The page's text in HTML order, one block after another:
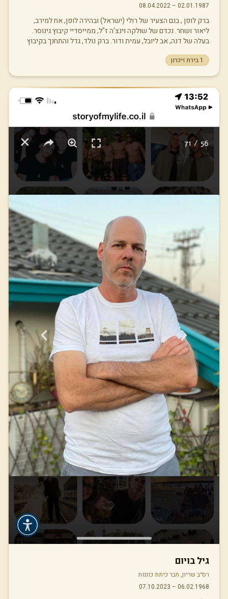
02.01.1987
–
08.04.2022
ברק לופן , בנם הצעיר של רולי (ישראל) ובהירה לופן, אח למירב,
ליאור ושחר. נכדם של שולקה וינצ'ה ז"ל, ממייסדיי קיבוץ גינוסר.
בעלה של דנה, אב ליובל, עמית ודור. ברק נולד, גדל והתחנך בקיבוץ
של עמק הירדן והפך לחותר קיאקים מקצועי. היה חבר בסגל
האחרונות התרכז ברק באימון קיאקים וחינך את דור העתיד במרכז
"דניאל" בת"א, בין השנים 2016-2019, אימן את הנבחרת
הפאראלימפית של ישראל. בשנת 2022 סיים בהצלחה את הקורס
הבכיר ביותר לאימון בספורט הישראלי ה- "פודיום". כמאמן חיפש
ברק דרכים חדשות לקדם את חניכיו, השקיע רבות באיתור ספורטאים
חדשים לענף ושימש דמות מופת לחניכיו. ברק סיים לימודי הנדסאי
מים, עבד כשנתיים בתחום ולאחר מכן הקים עסק עצמאי כקבלן
שיפוצי בתים שהתחיל לצמוח ולנסוק בשל מקצועיותו, אמינותו
והסבלנות שהייתה לו לכל לקוחותיו. בשנת 2012, נישא ברק לדנה
פאר, הם הקימו משפחה ועברו להתגורר בגבעת שמואל. ברק היה בעל
ואב מסור, דואג, מטפל ותומך בילדיו יובל, עמית ודור. בן זוג מפרגן
גינוסר ולשוב אל נוף ילדותו ונעוריו של ברק. ברק נרצח נפצע באורח
אנוש ב- 7.4.22 בפיגוע הירי באילקה בר ברח' דיזינגוף בתל אביב על
ידי מחבל פלסטיני נתעב בעת שבילה עם חבריו. ברק והרופאים נלחמו
על חייו, ולאחר כיממה נפטר ב- 8.4.22. ונקבר בקיבוץ גינוסר. ברק
היה אדם מדהים עם אישיות מיוחדת, בעל חיוך כובש, עיניים צוחקות
ולב רחב, בשקט ובצניעות הצליח לגעת בכל מי שפגש. הוא היה החבר
הכי טוב שאפשר לבקש, בן ואח שהיה גאוות המשפחה.
1בירת זיכרון
גיל בויום
רס״ב שריון, חבר כיתת כוננות
06.02.1968
–
07.10.2023